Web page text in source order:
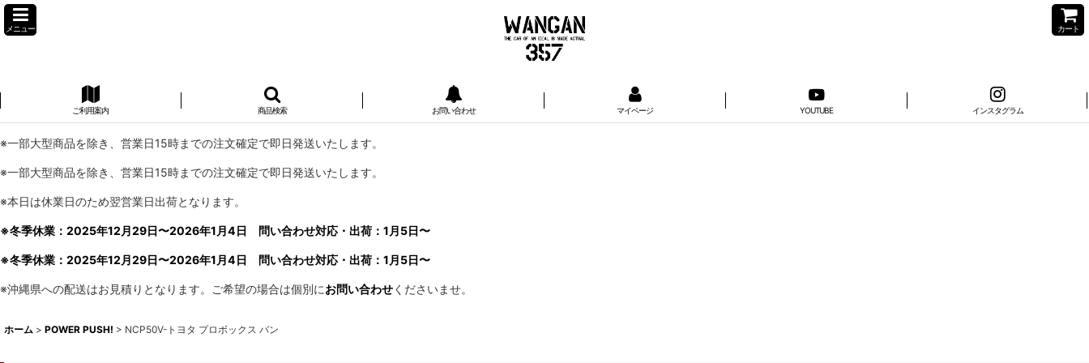
メニュー カート
ご利用案内 商品検索 お問い合わせ マイページ YOUTUBE インスタグラム
※一部大型商品を除き、営業日15時までの注文確定で即日発送いたします。
※一部大型商品を除き、営業日15時までの注文確定で即日発送いたします。
※本日は休業日のため翌営業日出荷となります。
※冬季休業：2025年12月29日〜2026年1月4日 問い合わせ対応・出荷：1月5日〜
※冬季休業：2025年12月29日〜2026年1月4日 問い合わせ対応・出荷：1月5日〜
※沖縄県への配送はお見積りとなります。ご希望の場合は個別にお問い合わせくださいませ。
ホーム > POWER PUSH! > NCP50V-トヨタ プロボックス バン